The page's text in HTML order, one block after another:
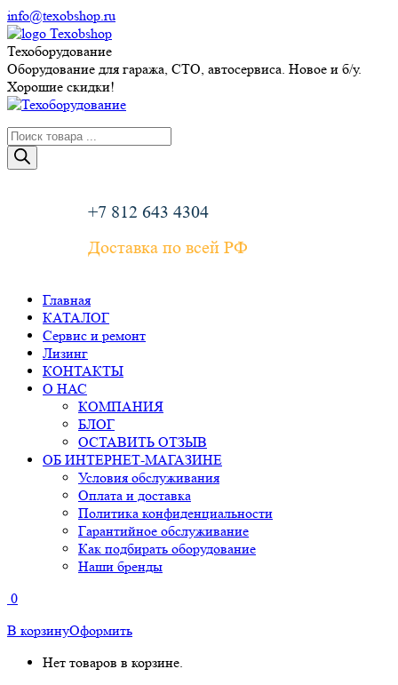
Перейти
к
содержанию
info@texobshop.ru
Telegram
page
opens
in
new
Whatsapp
page
opens
in
new
Вконтакте
page
opens
in
new
Сайт
page
opens
in
new
Техоборудование
Оборудование для гаража, СТО, автосервиса. Новое и б/у.
Хорошие скидки!
Поиск
товаров
+7 812 643 4304
Доставка по всей РФ
Главная
КАТАЛОГ
Сервис и ремонт
Лизинг
КОНТАКТЫ
О НАС
КОМПАНИЯ
БЛОГ
ОСТАВИТЬ ОТЗЫВ
ОБ ИНТЕРНЕТ-МАГАЗИНЕ
Условия обслуживания
Оплата и доставка
Политика конфиденциальности
Гарантийное обслуживание
Как подбирать оборудование
Наши бренды
0
В корзинуОформить
Нет товаров в корзине.